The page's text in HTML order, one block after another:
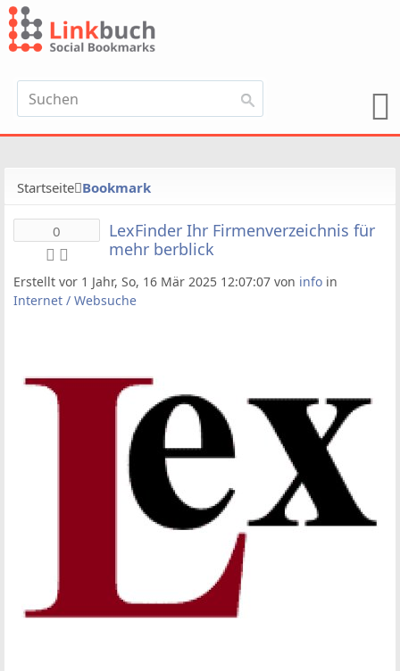
Startseite Bookmark
0
LexFinder Ihr Firmenverzeichnis für
mehr berblick
Erstellt vor 1 Jahr, So, 16 Mär 2025 12:07:07 von info in
Internet / Websuche